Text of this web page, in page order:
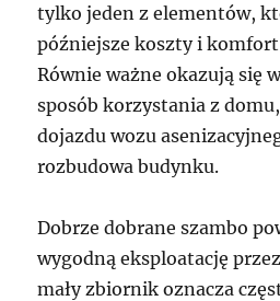
tylko jeden z elementów,
późniejsze koszty i
Równie ważne okazują się
sposób korzystania z
dojazdu wozu
rozbudowa budynku.
Dobrze dobrane szambo
wygodną eksploatację
mały zbiornik oznacza